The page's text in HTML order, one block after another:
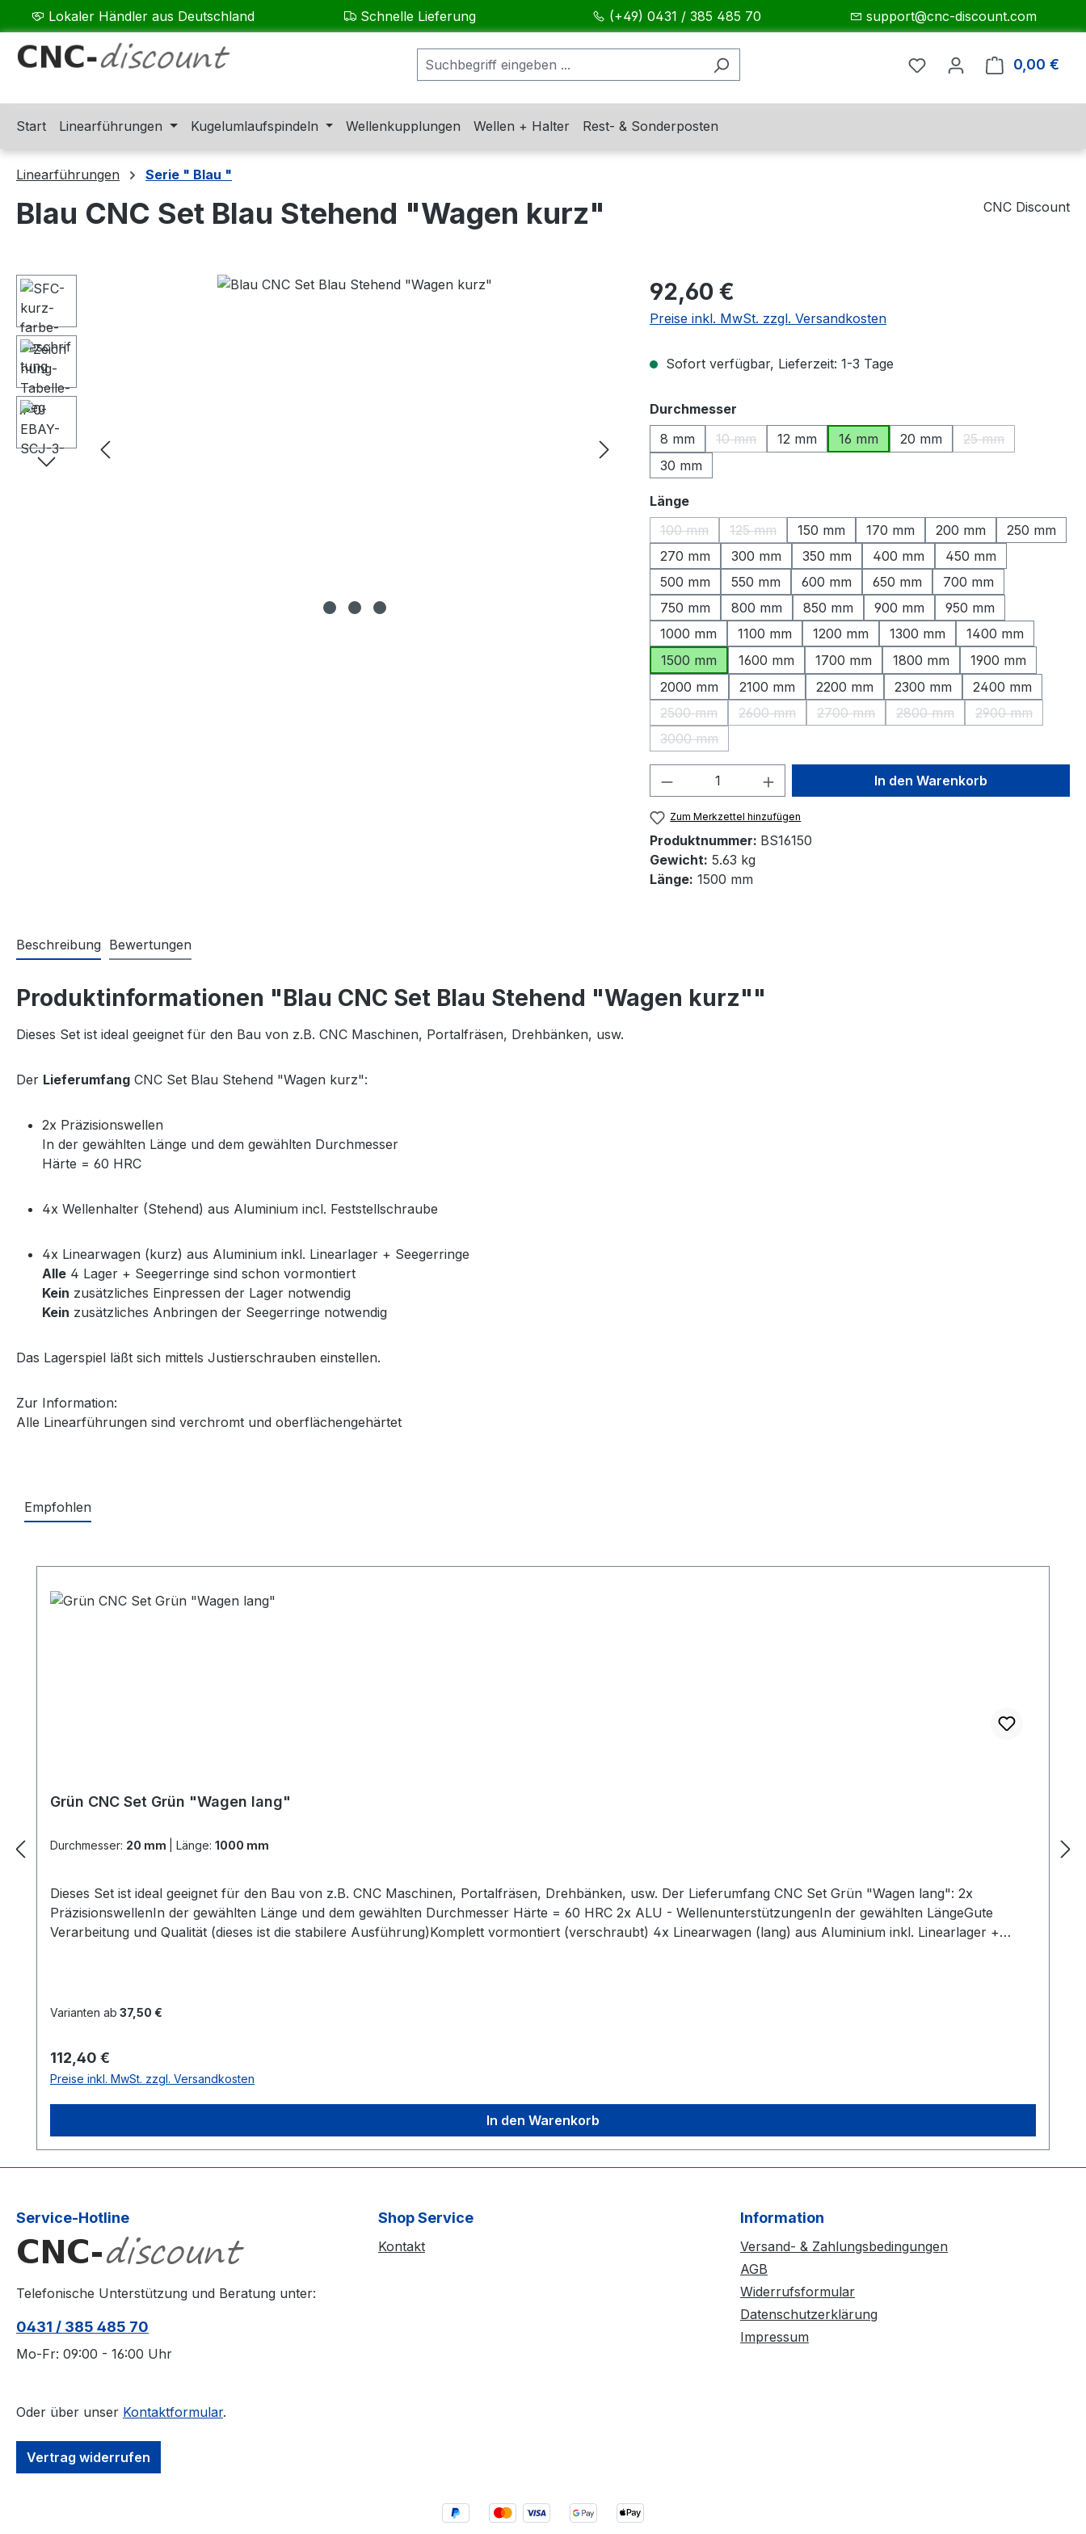
Hauptinhalt springen
Zur Suche springen
Zur Hauptnavigation springen
Lokaler Händler aus Deutschland Schnelle Lieferung (+49) 0431 / 385 485 70 support@cnc-discount.com
0,00 €
Start Linearführungen Kugelumlaufspindeln Wellenkupplungen Wellen + Halter Rest- & Sonderposten
Linearführungen Serie " Blau "
Blau CNC Set Blau Stehend "Wagen kurz" CNC Discount
Bildergalerie überspringen Regulärer Preis:
92,60 €
Preise inkl. MwSt. zzgl. Versandkosten
Sofort verfügbar, Lieferzeit: 1-3 Tage
Durchmesser
8 mm
10 mm
(Diese Option ist zurzeit nicht verfügbar.)
12 mm 16 mm 20 mm 25 mm
(Diese Option ist
30 mm
Längeauswählen
100 mm
(Diese Option ist zurzeit nicht verfügbar.)
125 mm
(Diese Option ist zurzeit nicht verfügbar.)
150 mm 170 mm 200 mm
250 mm
270 mm
300 mm 350 mm 400 mm
450 mm
500 mm
550 mm 600 mm 650 mm
700 mm
750 mm
800 mm 850 mm 900 mm
950 mm
1000 mm
1100 mm 1200 mm 1300 mm
1400 mm
1500 mm
1600 mm 1700 mm 1800 mm
1900 mm
2000 mm
2100 mm 2200 mm 2300 mm
2400 mm
2500 mm
(Diese Option ist zurzeit nicht verfügbar.)
2600 mm
(Diese Option ist zurzeit nicht verfügbar.)
2700 mm
(Diese Option ist zurzeit nicht verfügbar.)
2800 mm
(Diese Option ist zurzeit nicht
2900 mm
(Diese Option
3000 mm
(Diese Option ist zurzeit nicht verfügbar.)
Produkt Anzahl: Gib den gewünschten Wert
In den Warenkorb
Zum Merkzettel hinzufügen
Produktnummer: BS16150
Gewicht: 5.63 kg
Länge: 1500 mm
Beschreibung Bewertungen
Produktinformationen "Blau CNC Set Blau Stehend "Wagen kurz""
Dieses Set ist ideal geeignet für den Bau von z.B. CNC Maschinen, Portalfräsen, Drehbänken, usw.
Der Lieferumfang CNC Set Blau Stehend "Wagen kurz":
2x Präzisionswellen
In der gewählten Länge und dem gewählten Durchmesser
Härte = 60 HRC
4x Wellenhalter (Stehend) aus Aluminium incl. Feststellschraube
4x Linearwagen (kurz) aus Aluminium inkl. Linearlager + Seegerringe
Alle 4 Lager + Seegerringe sind schon vormontiert
Kein zusätzliches Einpressen der Lager notwendig
Kein zusätzliches Anbringen der Seegerringe notwendig
Das Lagerspiel läßt sich mittels Justierschrauben einstellen.
Zur Information:
Alle Linearführungen sind verchromt und oberflächengehärtet
Empfohlen
Grün CNC Set Grün "Wagen lang"
Durchmesser: 20 mm Länge: 1000 mm
Dieses Set ist ideal geeignet für den Bau von z.B. CNC Maschinen, Portalfräsen, Drehbänken, usw. Der Lieferumfang CNC Set Grün "Wagen lang": 2x
PräzisionswellenIn der gewählten Länge und dem gewählten Durchmesser Härte = 60 HRC 2x ALU - WellenunterstützungenIn der gewählten LängeGute
Verarbeitung und Qualität (dieses ist die stabilere Ausführung)Komplett vormontiert (verschraubt) 4x Linearwagen (lang) aus Aluminium inkl. Linearlager +
Varianten ab 37,50 €
Regulärer Preis:
112,40 €
Preise inkl. MwSt. zzgl. Versandkosten
In den Warenkorb
Service-Hotline
Telefonische Unterstützung und Beratung unter:
0431 / 385 485 70
Mo-Fr: 09:00 - 16:00 Uhr
Oder über unser Kontaktformular.
Vertrag widerrufen
Shop Service
Kontakt
Information
Versand- & Zahlungsbedingungen
AGB
Widerrufsformular
Datenschutzerklärung
Impressum